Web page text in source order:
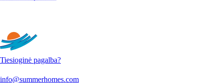
Tiesioginė pagalba?
info@summerhomes.com